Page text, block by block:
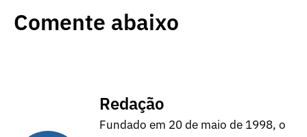
Comente abaixo
Redação
Fundado em 20 de maio de 1998, o